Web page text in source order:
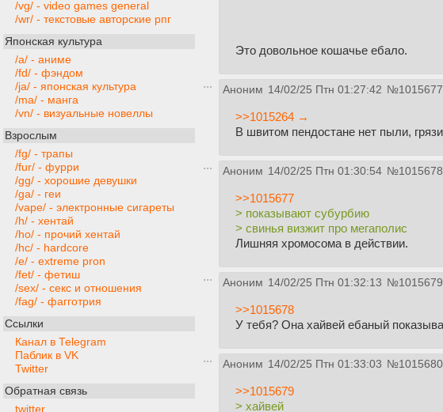
/vg/ - video games general
/wr/ - текстовые авторские рпг
Японская культура
/a/ - аниме
/fd/ - фэндом
/ja/ - японская культура
/ma/ - манга
/vn/ - визуальные новеллы
Взрослым
/fg/ - трапы
/fur/ - фурри
/gg/ - хорошие девушки
/ga/ - геи
/vape/ - электронные сигареты
/h/ - хентай
/ho/ - прочий хентай
/hc/ - hardcore
/e/ - extreme pron
/fet/ - фетиш
/sex/ - секс и отношения
/fag/ - фагготрия
Ссылки
Канал в Telegram
Паблик в VK
Twitter
Обратная связь
twitter
Это довольное кошачье ебало.
Аноним 14/02/25 Птн 01:27:42 №1015677
>>1015264 →
В швитом пендостане нет пыли,
Аноним 14/02/25 Птн 01:30:54 №1015678
>>1015677
> показывают субурбию
> свинья визжит про мегаполис
Лишняя хромосома в действии.
Аноним 14/02/25 Птн 01:32:13 №1015679
>>1015678
У тебя? Она хайвей ебаный
Аноним 14/02/25 Птн 01:33:03 №1015680
>>1015679
> хайвей